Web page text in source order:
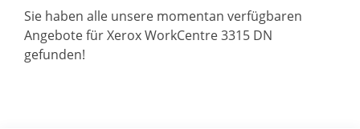
Sie haben alle unsere momentan verfügbaren
Angebote für Xerox WorkCentre 3315 DN
gefunden!